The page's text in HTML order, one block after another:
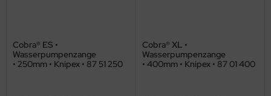
Cobra® ES •
Wasserpumpenzange
• 250mm • Knipex • 87 51 250
Cobra® XL •
Wasserpumpenzange
• 400mm • Knipex • 87 01 400